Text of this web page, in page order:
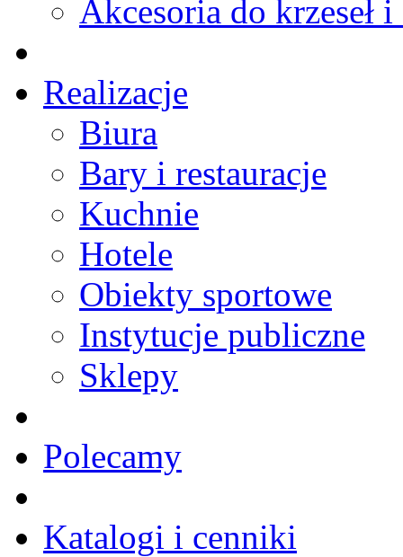
Akcesoria do krzeseł
Realizacje
Biura
Bary i restauracje
Kuchnie
Hotele
Obiekty sportowe
Instytucje publiczne
Sklepy
Polecamy
Katalogi i cenniki